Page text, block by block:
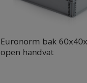
Euronorm bak
open handvat